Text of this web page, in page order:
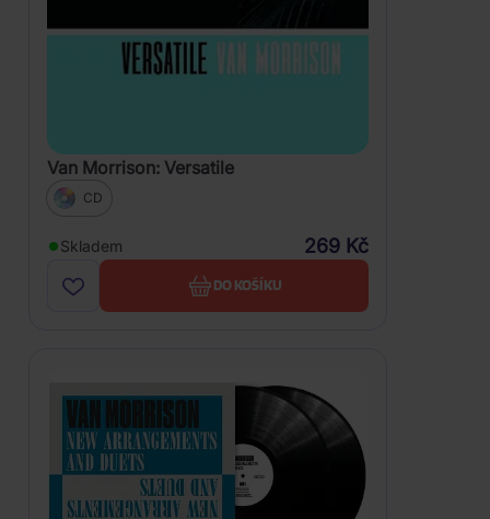
Van Morrison: Versatile
CD
Skladem 269 Kč
DO KOŠÍKU